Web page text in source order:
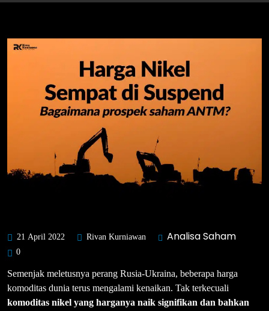
21 April 2022 Rivan Kurniawan Analisa Saham
0
Semenjak meletusnya perang Rusia-Ukraina, beberapa harga
komoditas dunia terus mengalami kenaikan. Tak terkecuali
komoditas nikel yang harganya naik signifikan dan bahkan